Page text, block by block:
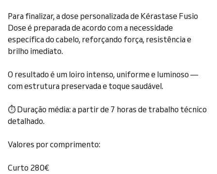
Para finalizar, a dose personalizada de Kérastase Fusio
Dose é preparada de acordo com a necessidade
específica do cabelo, reforçando força, resistência e
brilho imediato.
O resultado é um loiro intenso, uniforme e luminoso —
com estrutura preservada e toque saudável.
⏱ Duração média: a partir de 7 horas de trabalho técnico
detalhado.
Valores por comprimento:
Curto 280€